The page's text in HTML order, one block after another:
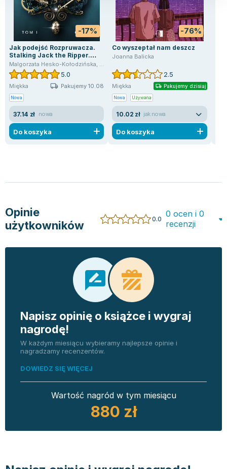
-17%
Jak podejść Rozpruwacza.
Stalking Jack the Ripper.
Tom 1
Malgorzata Hesko-Kołodzińska, Kerri Maniscalco
5.0
Miękka Pakujemy 10.08
Nowa
37.14 zł nowa
Do koszyka
-76%
Co wyszeptał nam deszcz
Joanna Balicka
2.5
Miękka Pakujemy dzisiaj
Nowa Używana
10.02 zł jak nowa
Do koszyka
Opinie
użytkowników
0.0 0 ocen i 0
recenzji
Napisz opinię o książce i wygraj
nagrodę!
W każdym miesiącu wybieramy najlepsze opinie i
nagradzamy recenzentów.
DOWIEDZ SIĘ WIĘCEJ
Wartość nagród w tym miesiącu
880 zł